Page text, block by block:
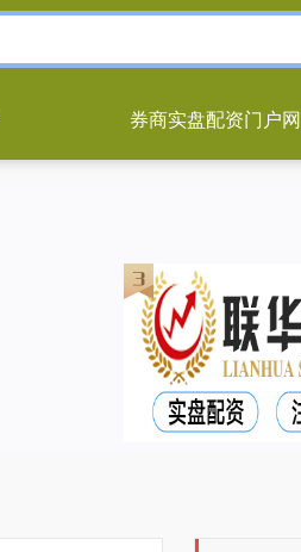
券商实盘配资门户网